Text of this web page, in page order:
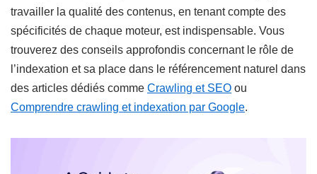
travailler la qualité des contenus, en tenant compte des
spécificités de chaque moteur, est indispensable. Vous
trouverez des conseils approfondis concernant le rôle de
l’indexation et sa place dans le référencement naturel dans
des articles dédiés comme Crawling et SEO ou
Comprendre crawling et indexation par Google.